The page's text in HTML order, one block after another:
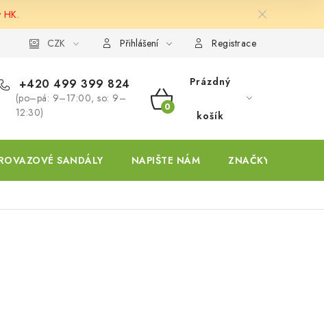
HK.
CZK Přihlášení Registrace
+420 499 399 824
(po–pá: 9–17:00, so: 9–
12:30)
NÁKUPNÍ
KOŠÍK
Prázdný
košík
SANDÁLY NAPIŠTE NÁM ZNAČKY